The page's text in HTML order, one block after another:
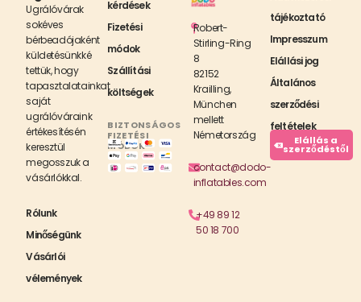
Ugrálóvárak
sokéves
bérbeadójaként
küldetésünkké
tettük, hogy
tapasztalatainkat
saját
ugrálóváraink
értékesítésén
keresztül
megosszuk a
vásárlókkal.
Rólunk
Minőségünk
Vásárlói
vélemények
kérdések
Fizetési
módok
Szállítási
költségek
BIZTONSÁGOS
FIZETÉSI
MÓDOK
Robert-
Stirling-Ring
8
82152
Krailling,
München
mellett
Németország
contact@dodo-
inflatables.com
+49 89 12
50 18 700
tájékoztató
Impresszum
Elállási jog
Általános
szerződési
feltételek
Elállás a
szerződéstől